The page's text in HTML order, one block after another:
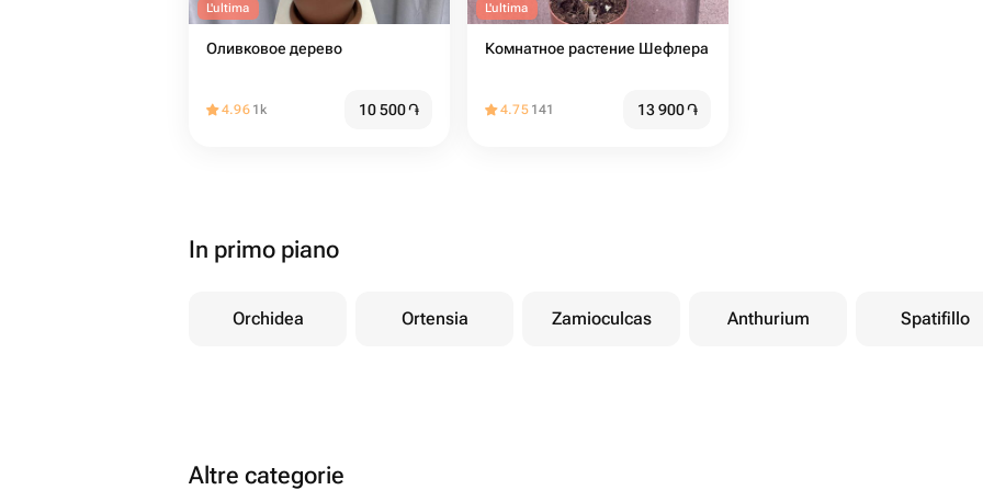
L'ultima
Оливковое дерево
4.96 1k 10 500֏
L'ultima
Комнатное растение Шефлера
4.75 141 13 900֏
In primo piano
Orchidea Ortensia Zamioculcas Anthurium Spatifillo
Altre categorie